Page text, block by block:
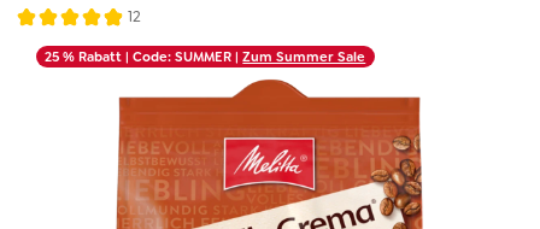
Durchschnittliche Bewertung von 4.8 von 5 Sternen
12
Bildergalerie überspringen
25 % Rabatt | Code: SUMMER |Zum Summer Sale